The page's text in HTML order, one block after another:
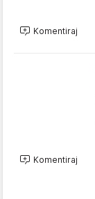
Komentiraj
Komentiraj